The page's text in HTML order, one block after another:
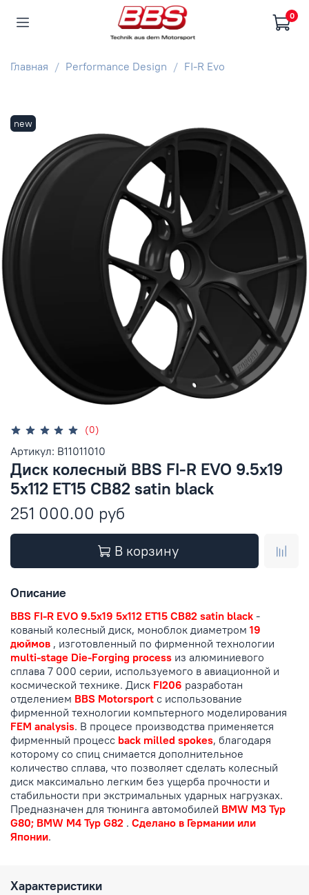
0
Главная Performance Design FI-R Evo
new
(0)
Артикул: B11011010
Диск колесный BBS FI-R EVO 9.5x19
5x112 ET15 CB82 satin black
251 000.00 руб
В корзину
Описание
BBS FI-R EVO 9.5x19 5x112 ET15 CB82 satin black -
кованый колесный диск, моноблок диаметром 19
дюймов , изготовленный по фирменной технологии
multi-stage Die-Forging process из алюминиевого
сплава 7 000 серии, используемого в авиационной и
космической технике. Диск FI206 разработан
отделением BBS Motorsport с использование
фирменной технологии компьтерного моделирования
FEM analysis. В процесе производства применяется
фирменный процесс back milled spokes, благодаря
которому со спиц снимается дополнительное
количество сплава, что позволяет сделать колесный
диск максимально легким без ущерба прочности и
стабильности при экстримальных ударных нагрузках.
Предназначен для тюнинга автомобилей BMW M3 Typ
G80; BMW M4 Typ G82 . Сделано в Германии или
Японии.
Характеристики